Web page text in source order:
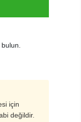
için
değildir.